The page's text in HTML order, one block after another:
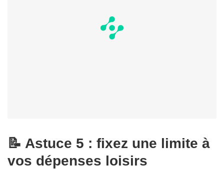
📝 Astuce 5 : fixez une limite à
vos dépenses loisirs